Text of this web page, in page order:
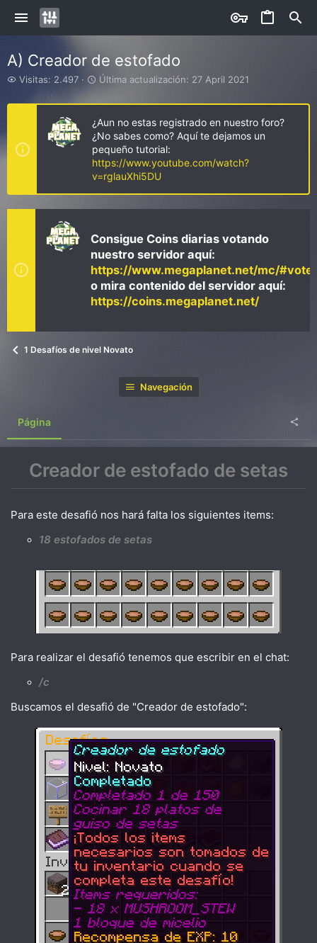
A) Creador de estofado
V
s
a
s
Visitas: 2.497
Ú
t
i
m
a
a
c
t
u
z
a
c
ó
n
Última actualización: 27 April 2021
¿Aun no estas registrado en nuestro foro?
¿No sabes como? Aquí te dejamos un
pequeño tutorial:
https://www.youtube.com/watch?
v=rglauXhi5DU
Consigue Coins diarias votando
nuestro servidor aquí:
https://www.megaplanet.net/mc/#vote
o mira contenido del servidor aquí:
https://coins.megaplanet.net/
1 Desafíos de nivel Novato
Navegación
Página
Creador de estofado de setas
Para este desafió nos hará falta los siguientes items:
18 estofados de setas
Para realizar el desafió tenemos que escribir en el chat:
/c
Buscamos el desafió de "Creador de estofado":